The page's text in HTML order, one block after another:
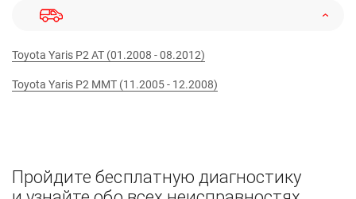
Toyota Yaris P2 AT (01.2008 - 08.2012)
Toyota Yaris P2 MMT (11.2005 - 12.2008)
Пройдите бесплатную диагностику